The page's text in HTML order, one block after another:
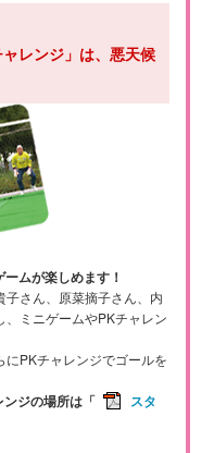
レンジ」は、悪天候
ムが楽しめます！
さん、原菜摘子さん、 内
ミニゲームやPKチャレン
にPKチャレンジでゴールを
ジの場所は「
スタ